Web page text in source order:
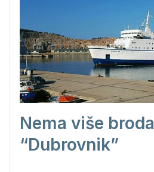
Nema više broda
“Dubrovnik”